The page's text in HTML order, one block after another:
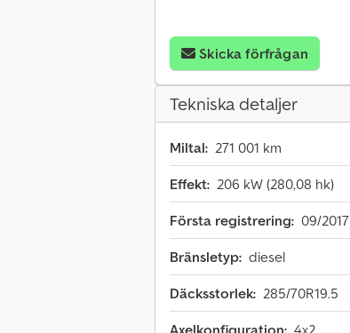
Skicka förfrågan
Tekniska detaljer
Miltal: 271 001 km
Effekt: 206 kW (280,08 hk)
Första registrering: 09/2017
Bränsletyp: diesel
Däcksstorlek: 285/70R19.5